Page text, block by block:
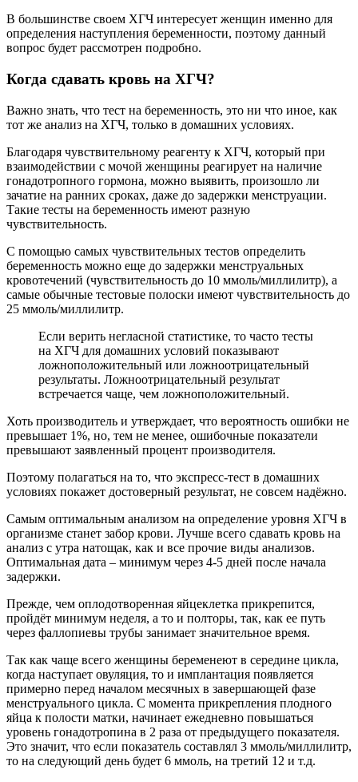
В большинстве своем ХГЧ интересует женщин именно для
определения наступления беременности, поэтому данный
вопрос будет рассмотрен подробно.
Когда сдавать кровь на ХГЧ?
Важно знать, что тест на беременность, это ни что иное, как
тот же анализ на ХГЧ, только в домашних условиях.
Благодаря чувствительному реагенту к ХГЧ, который при
взаимодействии с мочой женщины реагирует на наличие
гонадотропного гормона, можно выявить, произошло ли
зачатие на ранних сроках, даже до задержки менструации.
Такие тесты на беременность имеют разную
чувствительность.
С помощью самых чувствительных тестов определить
беременность можно еще до задержки менструальных
кровотечений (чувствительность до 10 ммоль/миллилитр), а
самые обычные тестовые полоски имеют чувствительность до
25 ммоль/миллилитр.
Если верить негласной статистике, то часто тесты
на ХГЧ для домашних условий показывают
ложноположительный или ложноотрицательный
результаты. Ложноотрицательный результат
встречается чаще, чем ложноположительный.
Хоть производитель и утверждает, что вероятность ошибки не
превышает 1%, но, тем не менее, ошибочные показатели
превышают заявленный процент производителя.
Поэтому полагаться на то, что экспресс-тест в домашних
условиях покажет достоверный результат, не совсем надёжно.
Самым оптимальным анализом на определение уровня ХГЧ в
организме станет забор крови. Лучше всего сдавать кровь на
анализ с утра натощак, как и все прочие виды анализов.
Оптимальная дата – минимум через 4-5 дней после начала
задержки.
Прежде, чем оплодотворенная яйцеклетка прикрепится,
пройдёт минимум неделя, а то и полторы, так, как ее путь
через фаллопиевы трубы занимает значительное время.
Так как чаще всего женщины беременеют в середине цикла,
когда наступает овуляция, то и имплантация появляется
примерно перед началом месячных в завершающей фазе
менструального цикла. С момента прикрепления плодного
яйца к полости матки, начинает ежедневно повышаться
уровень гонадотропина в 2 раза от предыдущего показателя.
Это значит, что если показатель составлял 3 ммоль/миллилитр,
то на следующий день будет 6 ммоль, на третий 12 и т.д.